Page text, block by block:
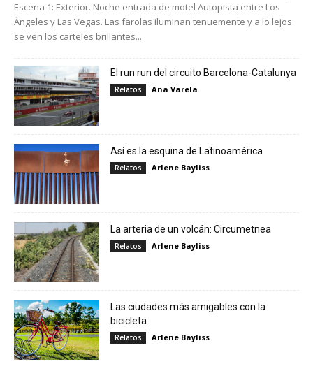
Escena 1: Exterior. Noche entrada de motel Autopista entre Los
Ángeles y Las Vegas. Las farolas iluminan tenuemente y a lo lejos
se ven los carteles brillantes...
El run run del circuito Barcelona-Catalunya
Relatos Ana Varela
Así es la esquina de Latinoamérica
Relatos Arlene Bayliss
La arteria de un volcán: Circumetnea
Relatos Arlene Bayliss
Las ciudades más amigables con la
bicicleta
Relatos Arlene Bayliss